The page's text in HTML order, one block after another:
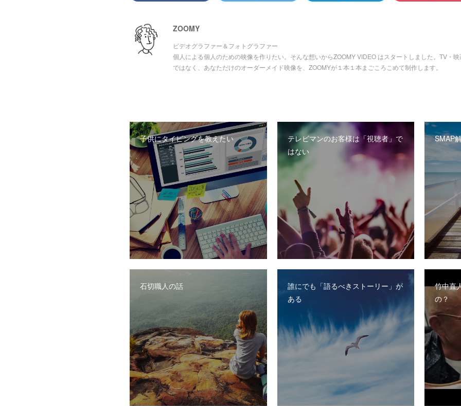
ZOOMY
ビデオグラファー＆フォトグラファー
個人による個人のための映像を作りたい。そんな想いからZOOMY VIDEO はスタートしました。TV・
ではなく、あなただけのオーダーメイド映像を、ZOOMYが１本１本まごころこめて制作します。
子供にタイピングを教えたい
テレビマンのお客様は「視聴者」で
はない
SMAP
石切職人の話
誰にでも「語るべきストーリー」が
ある
竹中直
の？